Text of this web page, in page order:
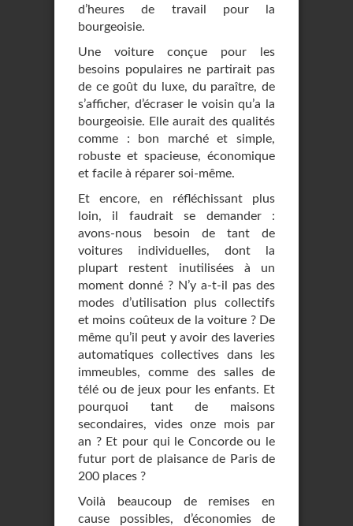
d’heures de travail pour la
bourgeoisie.
Une voiture conçue pour les
besoins populaires ne partirait pas
de ce goût du luxe, du paraître, de
s’afficher, d’écraser le voisin qu’a la
bourgeoisie. Elle aurait des qualités
comme : bon marché et simple,
robuste et spacieuse, économique
et facile à réparer soi-même.
Et encore, en réfléchissant plus
loin, il faudrait se demander :
avons-nous besoin de tant de
voitures individuelles, dont la
plupart restent inutilisées à un
moment donné ? N’y a-t-il pas des
modes d’utilisation plus collectifs
et moins coûteux de la voiture ? De
même qu’il peut y avoir des laveries
automatiques collectives dans les
immeubles, comme des salles de
télé ou de jeux pour les enfants. Et
pourquoi tant de maisons
secondaires, vides onze mois par
an ? Et pour qui le Concorde ou le
futur port de plaisance de Paris de
200 places ?
Voilà beaucoup de remises en
cause possibles, d’économies de